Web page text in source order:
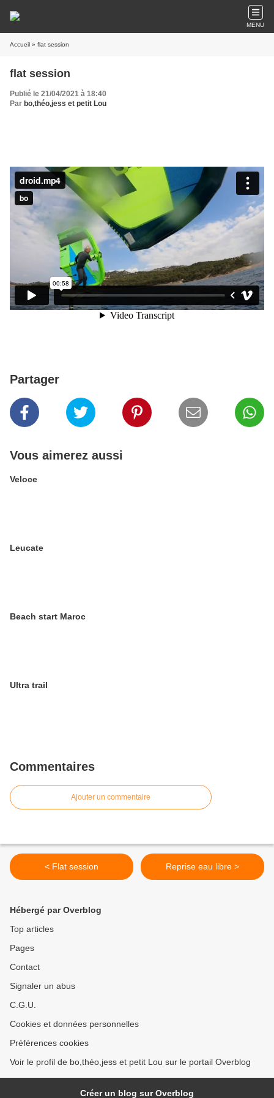
MENU
Accueil » flat session
flat session
Publié le 21/04/2021 à 18:40
Par bo,théo,jess et petit Lou
Partager
Vous aimerez aussi
Veloce
Leucate
Beach start Maroc
Ultra trail
Commentaires
Ajouter un commentaire
< Flat session Reprise eau libre >
Hébergé par Overblog
Top articles
Pages
Contact
Signaler un abus
C.G.U.
Cookies et données personnelles
Préférences cookies
Voir le profil de bo,théo,jess et petit Lou sur le portail Overblog
Créer un blog sur Overblog